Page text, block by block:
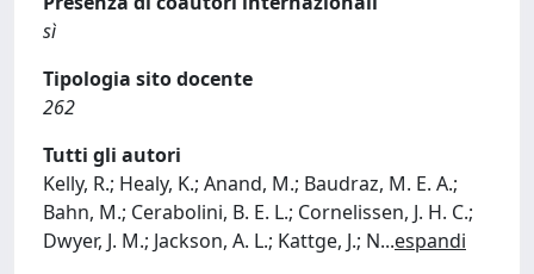
sì
Tipologia sito docente
262
Tutti gli autori
Kelly, R.; Healy, K.; Anand, M.; Baudraz, M. E. A.;
Bahn, M.; Cerabolini, B. E. L.; Cornelissen, J. H. C.;
Dwyer, J. M.; Jackson, A. L.; Kattge, J.; N...espandi